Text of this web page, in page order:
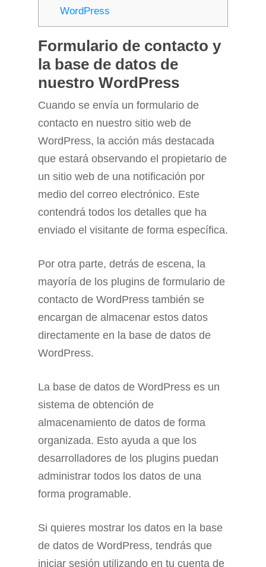
WordPress
Formulario de contacto y
la base de datos de
nuestro WordPress
Cuando se envía un formulario de
contacto en nuestro sitio web de
WordPress, la acción más destacada
que estará observando el propietario de
un sitio web de una notificación por
medio del correo electrónico. Este
contendrá todos los detalles que ha
enviado el visitante de forma específica.
Por otra parte, detrás de escena, la
mayoría de los plugins de formulario de
contacto de WordPress también se
encargan de almacenar estos datos
directamente en la base de datos de
WordPress.
La base de datos de WordPress es un
sistema de obtención de
almacenamiento de datos de forma
organizada. Esto ayuda a que los
desarrolladores de los plugins puedan
administrar todos los datos de una
forma programable.
Si quieres mostrar los datos en la base
de datos de WordPress, tendrás que
iniciar sesión utilizando en tu cuenta de